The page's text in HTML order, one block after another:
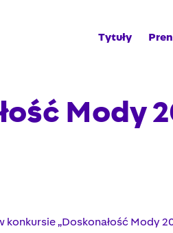
Tytuły
Mody
„Doskonałość Mody